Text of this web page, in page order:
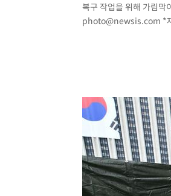
복구 작업을 위해 가림
photo@newsis.com *